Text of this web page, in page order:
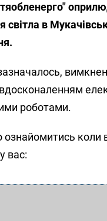
світла в
роботами.
коли
вас: